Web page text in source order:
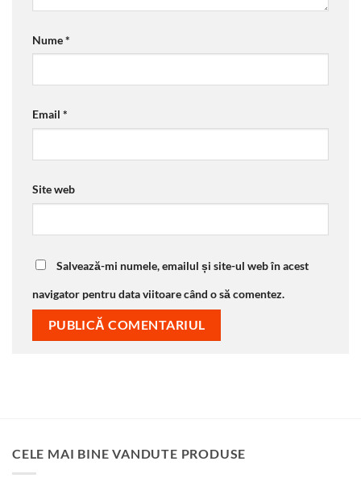
Nume*
Email *
Site web
Salvează-mi numele, emailul și site-ul web în acest
navigator pentru data viitoare când o să comentez.
CELE MAI BINE VANDUTE PRODUSE